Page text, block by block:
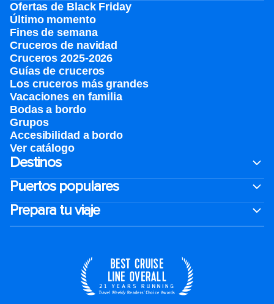
Ofertas de Black Friday
Último momento
Fines de semana
Cruceros de navidad
Cruceros 2025-2026
Guías de cruceros
Los cruceros más grandes
Vacaciones en familia
Bodas a bordo
Grupos
Accesibilidad a bordo
Ver catálogo
Destinos
Puertos populares
Prepara tu viaje